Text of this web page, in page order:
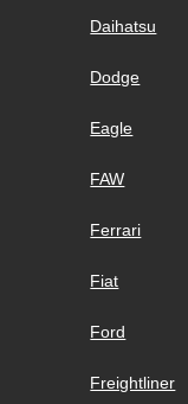
Daihatsu
Dodge
Eagle
FAW
Ferrari
Fiat
Ford
Freightliner